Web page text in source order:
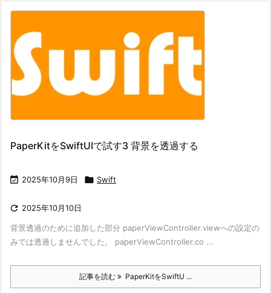
PaperKitをSwiftUIで試す3 背景を透過する
 2025年10月9日  Swift
 2025年10月10日
背景透過のために追加した部分 paperViewController.viewへの設定の
みでは透過しませんでした。 paperViewController.co ...
記事を読む PaperKitをSwiftU ...